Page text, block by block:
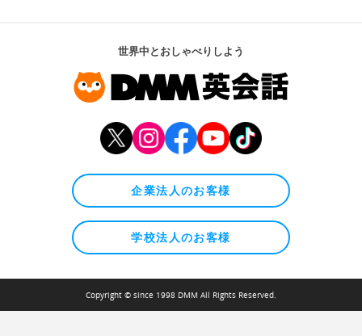
世界中とおしゃべりしよう
企業法人のお客様
学校法人のお客様
Copyright © since 1998 DMM All Rights Reserved.